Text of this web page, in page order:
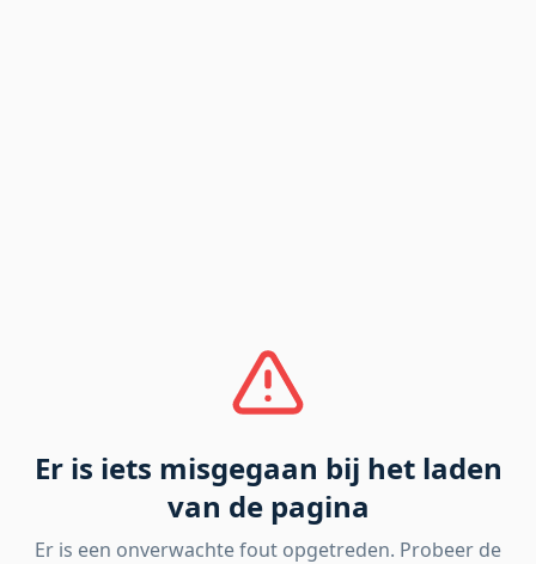
Er is iets misgegaan bij het laden
van de pagina
Er is een onverwachte fout opgetreden. Probeer de